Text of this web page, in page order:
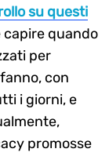
su questi
capire quando
per
con
i giorni, e
promosse